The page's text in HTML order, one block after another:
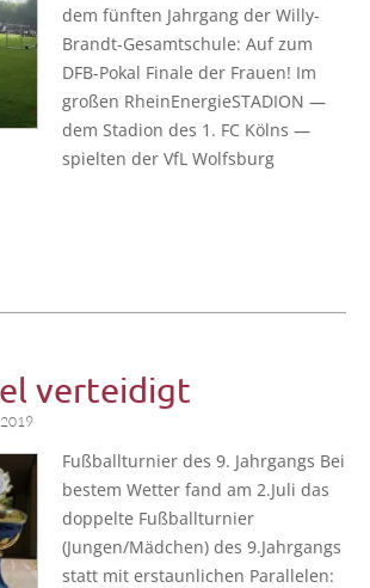
dem fünf­ten Jahr­gang der Wil­­ly-
Brandt-Gesam­t­­schu­­le: Auf zum
DFB-Pokal Fina­le der Frau­en! Im
gro­ßen Rhein­Ener­gie­STA­DI­ON —
dem Sta­di­on des 1. FC Kölns —
spiel­ten der VfL Wolfs­burg
verteidigt
Fuß­ball­tur­nier des 9. Jahr­gangs Bei
bes­tem Wet­ter fand am 2.Juli das
dop­pel­te Fuß­ball­tur­nier
(Jungen/Mädchen) des 9.Jahrgangs
statt mit erstaun­li­chen Par­al­le­len: